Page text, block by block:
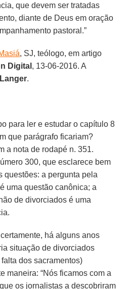
que devem ser tratadas
diante de Deus em oração
pastoral.”
, SJ, teólogo, em artigo
Digital , 13-06-2016. A
.
para ler e estudar o capítulo 8
que parágrafo ficariam?
a nota de rodapé n. 351.
300, que esclarece bem
questões: a pergunta pela
uma questão canônica; a
de divorciados é uma
há alguns anos
situação de divorciados
dos sacramentos)
maneira: “Nós ficamos com a
os jornalistas a descobriram